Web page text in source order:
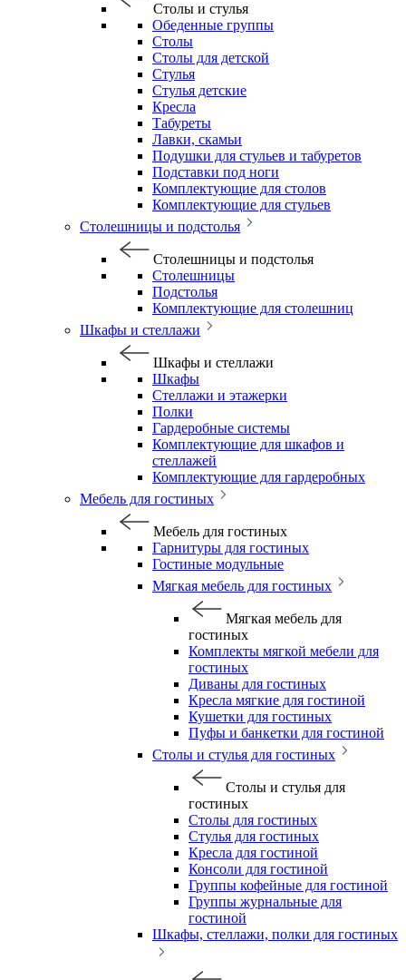
Столы и стулья
Обеденные группы
Столы
Столы для детской
Стулья
Стулья детские
Кресла
Табуреты
Лавки, скамьи
Подушки для стульев и табуретов
Подставки под ноги
Комплектующие для столов
Комплектующие для стульев
Столешницы и подстолья
Столешницы и подстолья
Столешницы
Подстолья
Комплектующие для столешниц
Шкафы и стеллажи
Шкафы и стеллажи
Шкафы
Стеллажи и этажерки
Полки
Гардеробные системы
Комплектующие для шкафов и
стеллажей
Комплектующие для гардеробных
Мебель для гостиных
Мебель для гостиных
Гарнитуры для гостиных
Гостиные модульные
Мягкая мебель для гостиных
Мягкая мебель для
гостиных
Комплекты мягкой мебели для
гостиных
Диваны для гостиных
Кресла мягкие для гостиной
Кушетки для гостиных
Пуфы и банкетки для гостиной
Столы и стулья для гостиных
Столы и стулья для
гостиных
Столы для гостиных
Стулья для гостиных
Кресла для гостиной
Консоли для гостиной
Группы кофейные для гостиной
Группы журнальные для
гостиной
Шкафы, стеллажи, полки для гостиных